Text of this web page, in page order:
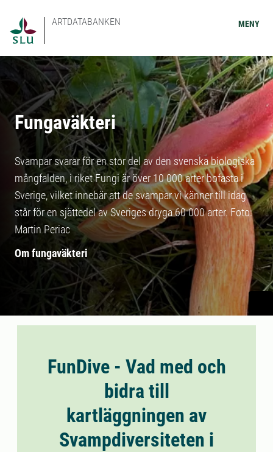
ARTDATABANKEN MENY
Fungaväkteri
Svampar svarar för en stor del av den svenska biologiska
mångfalden, i riket Fungi är över 10 000 arter bofasta i
Sverige, vilket innebär att de svampar vi känner till idag
står för en sjättedel av Sveriges dryga 60 000 arter. Foto:
Martin Periac
Om fungaväkteri
FunDive - Vad med och
bidra till
kartläggningen av
Svampdiversiteten i